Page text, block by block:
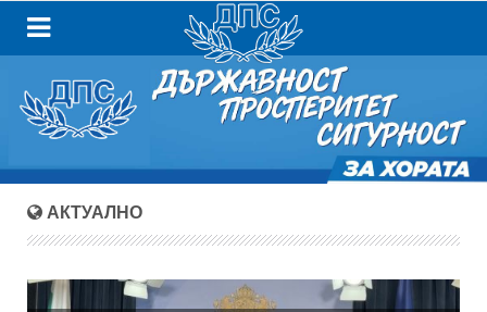
АКТУАЛНО